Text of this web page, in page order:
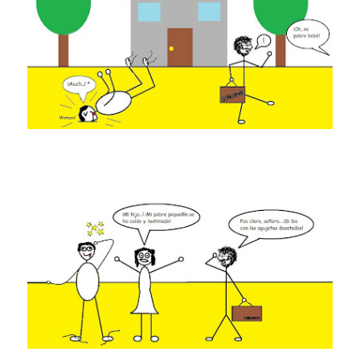
Mis historias favoritas de Superman
Transformers: ¿Una película marxista?
Gentile: Lo que debes entender sobre el fascismo
Definiendo: ¿Qué es el fascismo?